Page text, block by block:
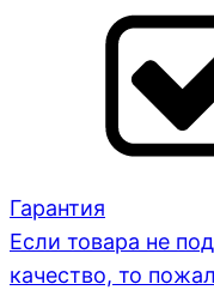
Гарантия
Если товара не
качество, то